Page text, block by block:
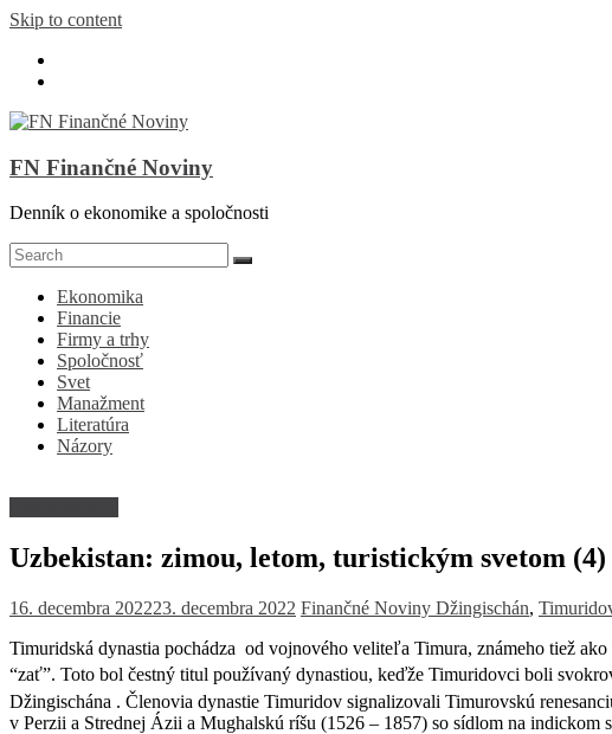
Skip to content
FN Finančné Noviny
Denník o ekonomike a spoločnosti
Ekonomika
Financie
Firmy a trhy
Spoločnosť
Svet
Manažment
Literatúra
Názory
Uzbekistan: zimou, letom, turistickým svetom (4)
16. decembra 202223. decembra 2022 Finančné Noviny Džingischán,
Timuridská dynastia pochádza od vojnového veliteľa Timura, známeho tiež
“zať”. Toto bol čestný titul používaný dynastiou, keďže Timuridovci boli
Džingischána . Členovia dynastie Timuridov signalizovali Timurovskú
v Perzii a Strednej Ázii a Mughalskú ríšu (1526 – 1857) so sídlom na indickom